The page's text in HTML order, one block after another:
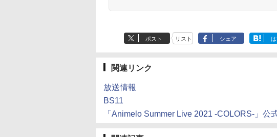
ポスト リスト シェア
関連リンク
放送情報
BS11
「Animelo Summer Live 2021 -COLORS-」公